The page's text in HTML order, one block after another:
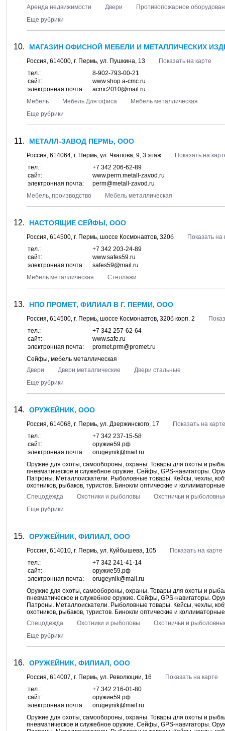
Аренда недвижимости
Двери
Противопожарное
Еще рубрики
МАГАЗИН ОФИСНОЙ МЕБЕЛИ И МЕТАЛЛИЧЕСКИХ
Россия, 614000, г. Пермь, ул. Пушкина, 13
Показать на карте
тел.:
8-902-793-00-21
сайт:
www.shop.a-cmc.ru
электронная почта:
acmc2010@mail.ru
Мебель
Мебель Для офиса
Мебель металлическая
Еще рубрики
МЕТАЛЛ-ЗАВОД ПЕРМЬ, ООО
Россия, 614064, г. Пермь, ул. Чкалова, 9, 3 этаж
Показать на
тел.:
+7 342 206-62-89
сайт:
www.perm.metall-zavod.ru
электронная почта:
perm@metall-zavod.ru
Мебель, производство
Мебель металлическая
НАСТОЯЩИЕ СЕЙФЫ, ООО
Россия, 614500, г. Пермь, шоссе Космонавтов, 320б
Показать на
тел.:
+7 342 203-24-89
сайт:
www.safes59.ru
электронная почта:
safes59@mail.ru
Мебель металлическая
Стеллажи
НПО ПРОМЕТ, ФИЛИАЛ В Г. ПЕРМИ, ООО
Россия, 614500, г. Пермь, шоссе Космонавтов, 320б корп. 2
тел.:
+7 342 257-62-64
сайт:
www.safe.ru
электронная почта:
promet.prm@promet.ru
Сейфы, мебель металлическая
Двери
Двери металлические
Двери стальные
Еще рубрики
ОРУЖЕЙНИК, ООО
Россия, 614068, г. Пермь, ул. Дзержинского, 17
Показать на карте
тел.:
+7 342 237-15-58
сайт:
оружие59.рф
электронная почта:
orugeynik@mail.ru
Оружие для охоты, самообороны, охраны. Товары для охоты и
пневматическое и служебное оружие. Сейфы, GPS-навигаторы.
Патроны. Металлоискатели. Рыболовные товары. Кейсы, чехлы,
охотников, рыбаков, туристов. Бинокли оптические и
Спецодежда
Охотники и рыболовы
Охотничьи и
Еще рубрики
ОРУЖЕЙНИК, ФИЛИАЛ, ООО
Россия, 614010, г. Пермь, ул. Куйбышева, 105
Показать на карте
тел.:
+7 342 241-41-14
сайт:
оружие59.рф
электронная почта:
orugeynik@mail.ru
Оружие для охоты, самообороны, охраны. Товары для охоты и
пневматическое и служебное оружие. Сейфы, GPS-навигаторы.
Патроны. Металлоискатели. Рыболовные товары. Кейсы, чехлы,
охотников, рыбаков, туристов. Бинокли оптические и
Спецодежда
Охотники и рыболовы
Охотничьи и
Еще рубрики
ОРУЖЕЙНИК, ФИЛИАЛ, ООО
Россия, 614007, г. Пермь, ул. Революции, 16
Показать на карте
тел.:
+7 342 216-01-80
сайт:
оружие59.рф
электронная почта:
orugeynik@mail.ru
Оружие для охоты, самообороны, охраны. Товары для охоты и
пневматическое и служебное оружие. Сейфы, GPS-навигаторы.